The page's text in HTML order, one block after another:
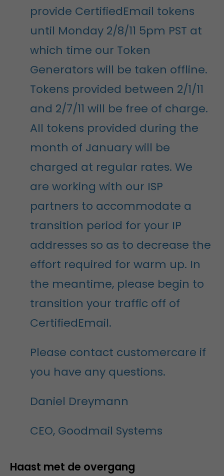
provide CertifiedEmail tokens
until Monday 2/8/11 5pm PST at
which time our Token
Generators will be taken offline.
Tokens provided between 2/1/11
and 2/7/11 will be free of charge.
All tokens provided during the
month of January will be
charged at regular rates. We
are working with our ISP
partners to accommodate a
transition period for your IP
addresses so as to decrease the
effort required for warm up. In
the meantime, please begin to
transition your traffic off of
CertifiedEmail.
Please contact customercare if
you have any questions.
Daniel Dreymann
CEO, Goodmail Systems
Haast met de overgang